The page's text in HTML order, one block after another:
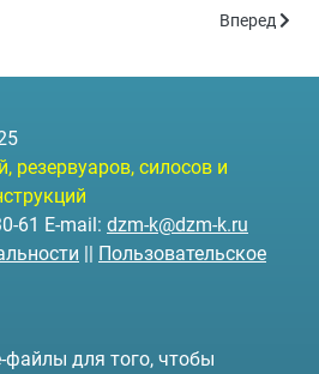
модуля Следующий:
Вперед
резервуаров, силосов и
61 E-mail: dzm-k@dzm-k.ru
|| Пользовательское
файлы для того, чтобы